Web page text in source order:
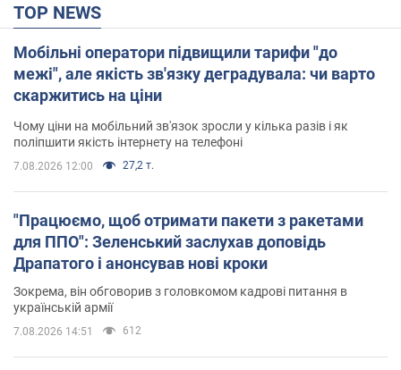
TOP NEWS
Мобільні оператори підвищили тарифи "до
межі", але якість зв'язку деградувала: чи варто
скаржитись на ціни
Чому ціни на мобільний зв'язок зросли у кілька разів і як
поліпшити якість інтернету на телефоні
7.08.2026 12:00 27,2 т.
"Працюємо, щоб отримати пакети з ракетами
для ППО": Зеленський заслухав доповідь
Драпатого і анонсував нові кроки
Зокрема, він обговорив з головкомом кадрові питання в
українській армії
7.08.2026 14:51 612